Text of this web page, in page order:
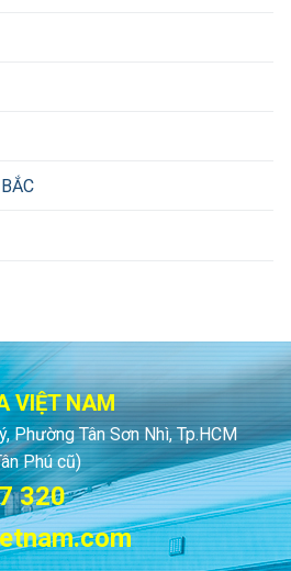
VIỆT NAM
Phường Tân Sơn Nhì, Tp.HCM
Phú cũ)
320